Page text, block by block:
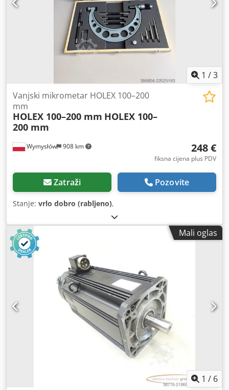
1 /3
Wymysłów 908 km
Vanjski mikrometar HOLEX 100–200
mm
HOLEX 100–200 mm HOLEX 100–
200 mm
248 €
fiksna cijena plus PDV
Zatraži Pozovite
Stanje: vrlo dobro (rabljeno),
Mali oglas
1 / 6